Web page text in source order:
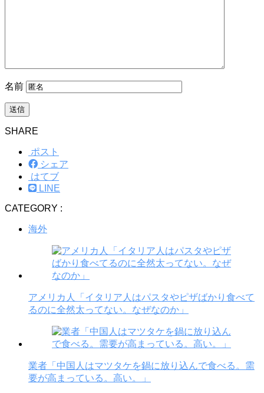
名前
SHARE
ポスト
シェア
はてブ
LINE
CATEGORY :
海外
アメリカ人「イタリア人はパスタやピザばかり食べて
るのに全然太ってない。なぜなのか」
業者「中国人はマツタケを鍋に放り込んで食べる。需
要が高まっている。高い。」